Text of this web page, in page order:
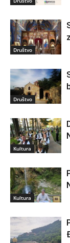
Društvo
Društvo
Kultura
Kultura